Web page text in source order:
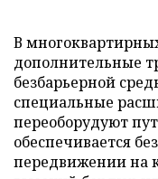
В
дополнительные
безбарьерной
специальные
переоборудуют
обеспечивается
передвижении на